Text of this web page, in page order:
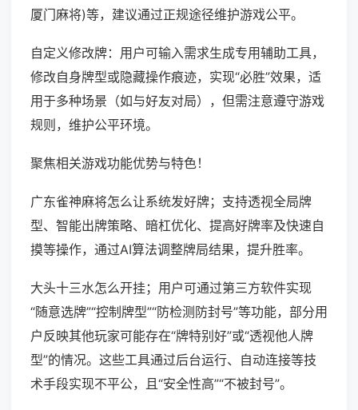
厦门麻将)等，建议通过正规途径维护游戏公平。
自定义修改牌：用户可输入需求生成专用辅助工具，
修改自身牌型或隐藏操作痕迹，实现“必胜”效果，适
用于多种场景（如与好友对局），但需注意遵守游戏
规则，维护公平环境。
聚焦相关游戏功能优势与特色！
广东雀神麻将怎么让系统发好牌；支持透视全局牌
型、智能出牌策略、暗杠优化、提高好牌率及快速自
摸等操作，通过AI算法调整牌局结果，提升胜率。
大头十三水怎么开挂；用户可通过第三方软件实现
“随意选牌”“控制牌型”“防检测防封号”等功能，部分用
户反映其他玩家可能存在“牌特别好”或“透视他人牌
型”的情况。这些工具通过后台运行、自动连接等技
术手段实现不平公，且“安全性高”“不被封号”。